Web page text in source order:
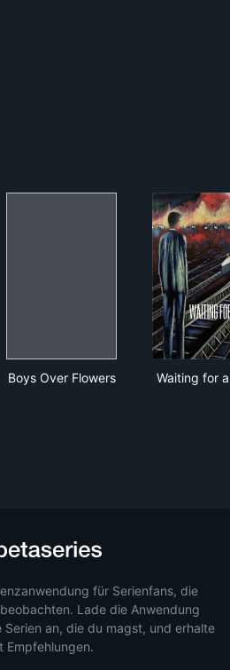
Boys Over Flowers Waiting for
für Serienfans, die
Lade die Anwendung
an, die du magst, und erhalte
Empfehlungen.